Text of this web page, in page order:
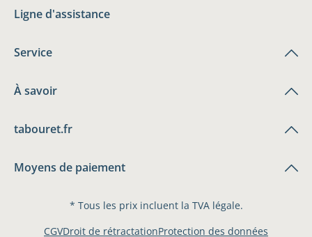
Ligne d'assistance
Service
À savoir
tabouret.fr
Moyens de paiement
* Tous les prix incluent la TVA légale.
CGVDroit de rétractationProtection des données